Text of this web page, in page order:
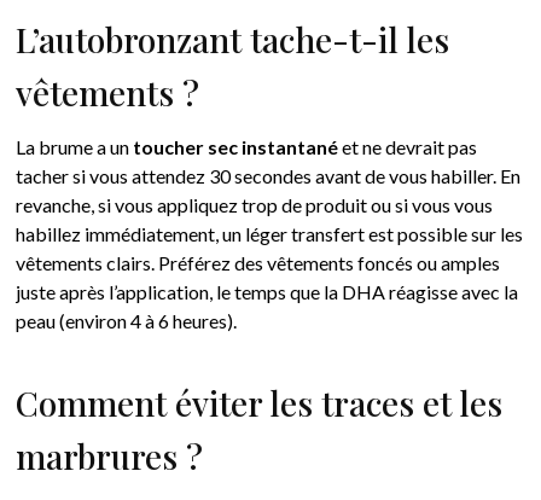
L’autobronzant tache-t-il les
vêtements ?
La brume a un toucher sec instantanéet ne devrait pas
tacher si vous attendez 30 secondes avant de vous habiller. En
revanche, si vous appliquez trop de produit ou si vous vous
habillez immédiatement, un léger transfert est possible sur les
vêtements clairs. Préférez des vêtements foncés ou amples
juste après l’application, le temps que la DHA réagisse avec la
peau (environ 4 à 6 heures).
Comment éviter les traces et les
marbrures ?